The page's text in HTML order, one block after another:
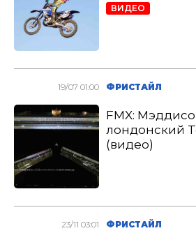
ВИДЕО
19/07 01:00 ФРИСТАЙЛ
FMX:
лондонский
(видео)
23/11 03:01 ФРИСТАЙЛ